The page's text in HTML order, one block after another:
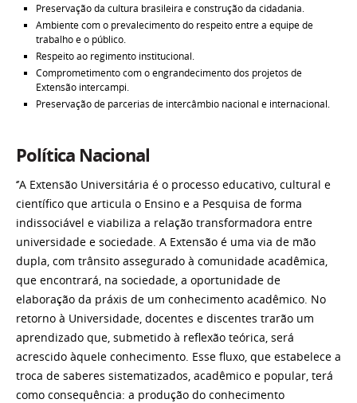
Preservação da cultura brasileira e construção da cidadania.
Ambiente com o prevalecimento do respeito entre a equipe de
trabalho e o público.
Respeito ao regimento institucional.
Comprometimento com o engrandecimento dos projetos de
Extensão intercampi.
Preservação de parcerias de intercâmbio nacional e internacional.
Política Nacional
‘’A Extensão Universitária é o processo educativo, cultural e
científico que articula o Ensino e a Pesquisa de forma
indissociável e viabiliza a relação transformadora entre
universidade e sociedade. A Extensão é uma via de mão
dupla, com trânsito assegurado à comunidade acadêmica,
que encontrará, na sociedade, a oportunidade de
elaboração da práxis de um conhecimento acadêmico. No
retorno à Universidade, docentes e discentes trarão um
aprendizado que, submetido à reflexão teórica, será
acrescido àquele conhecimento. Esse fluxo, que estabelece a
troca de saberes sistematizados, acadêmico e popular, terá
como consequência: a produção do conhecimento